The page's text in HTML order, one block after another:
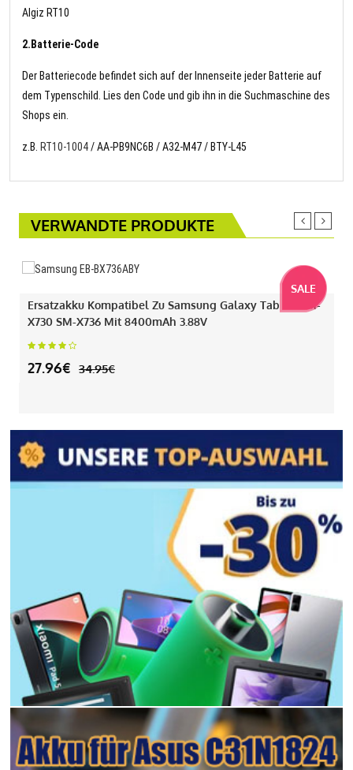
Algiz RT10
2.Batterie-Code
Der Batteriecode befindet sich auf der Innenseite jeder Batterie auf
dem Typenschild. Lies den Code und gib ihn in die Suchmaschine des
Shops ein.
z.B. RT10-1004/ AA-PB9NC6B / A32-M47 / BTY-L45
VERWANDTE PRODUKTE
SALE
Ersatzakku Kompatibel Zu Samsung Galaxy Tab S11 SM-
X730 SM-X736 Mit 8400mAh 3.88V
27.96€ 34.95€